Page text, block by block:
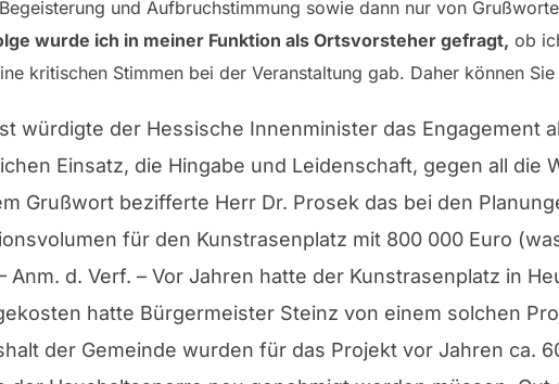
und Aufbruchstimmung sowie dann nur von
wurde ich in meiner Funktion als Ortsvorsteher gefragt, ob
kritischen Stimmen bei der Veranstaltung gab. Daher können Sie
würdigte der Hessische Innenminister das Engagement
Einsatz, die Hingabe und Leidenschaft, gegen all die
Grußwort bezifferte Herr Dr. Prosek das bei den
für den Kunstrasenplatz mit 800 000 Euro
Anm. d. Verf. – Vor Jahren hatte der Kunstrasenplatz in
hatte Bürgermeister Steinz von einem solchen
der Gemeinde wurden für das Projekt vor Jahren ca.